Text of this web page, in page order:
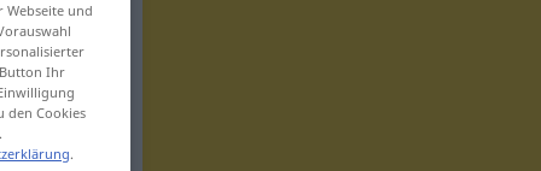
und
Ihr
den Cookies
.